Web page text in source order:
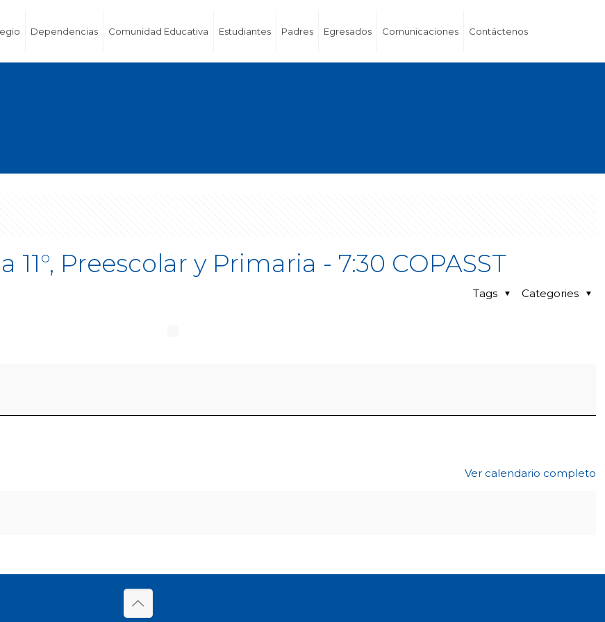
Dependencias Comunidad Educativa Estudiantes Padres Egresados Comunicaciones Contáctenos
Preescolar y Primaria - 7:30 COPASST
Categories
Tags
Ver calendario completo